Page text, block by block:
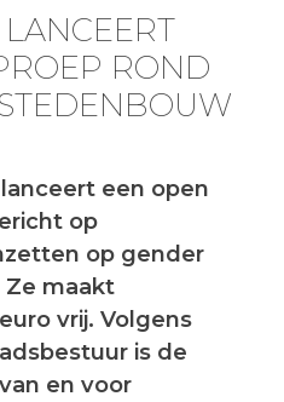
ROND
een open
op
op gender
maakt
vrij. Volgens
is de
en voor